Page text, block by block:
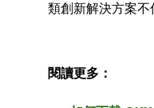
類創新解決方案不
閱讀更多：